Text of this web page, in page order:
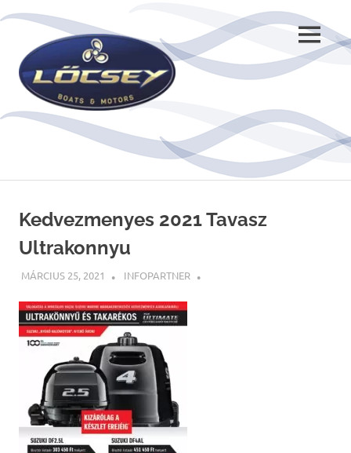
content
MENU
Kedvezmenyes 2021 Tavasz
Ultrakonnyu
MÁRCIUS 25, 2021 INFOPARTNER